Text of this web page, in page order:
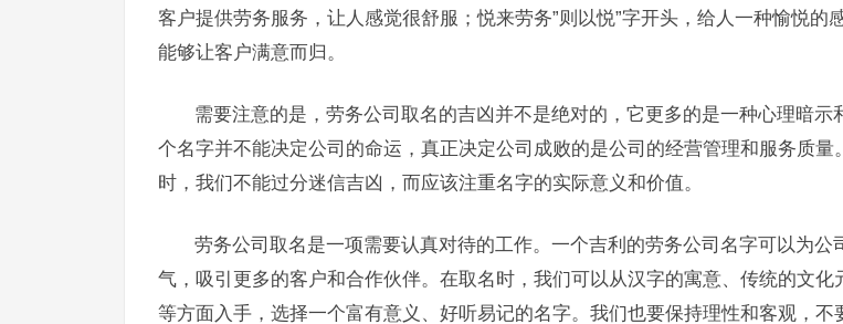
客户提供劳务服务，让人感觉很舒服；悦来劳务”则以悦”字开头，给人一种愉悦的
能够让客户满意而归。
需要注意的是，劳务公司取名的吉凶并不是绝对的，它更多的是一种心理暗示
个名字并不能决定公司的命运，真正决定公司成败的是公司的经营管理和服务质量
时，我们不能过分迷信吉凶，而应该注重名字的实际意义和价值。
劳务公司取名是一项需要认真对待的工作。一个吉利的劳务公司名字可以为公
气，吸引更多的客户和合作伙伴。在取名时，我们可以从汉字的寓意、传统的文化
等方面入手，选择一个富有意义、好听易记的名字。我们也要保持理性和客观，不